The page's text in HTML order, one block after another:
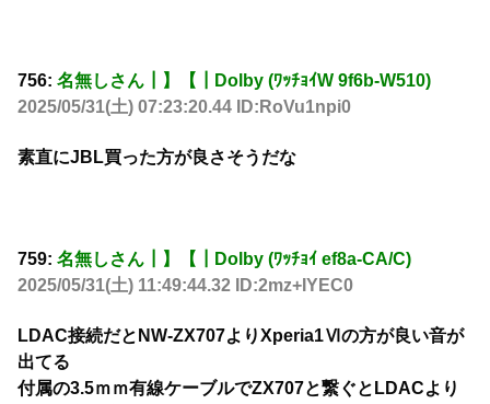
756: 名無しさん┃】【┃Dolby (ﾜｯﾁｮｲW 9f6b-W510)
2025/05/31(土) 07:23:20.44 ID:RoVu1npi0
素直にJBL買った方が良さそうだな
759: 名無しさん┃】【┃Dolby (ﾜｯﾁｮｲ ef8a-CA/C)
2025/05/31(土) 11:49:44.32 ID:2mz+IYEC0
LDAC接続だとNW-ZX707よりXperia1Ⅵの方が良い音が
出てる
付属の3.5ｍｍ有線ケーブルでZX707と繋ぐとLDACより